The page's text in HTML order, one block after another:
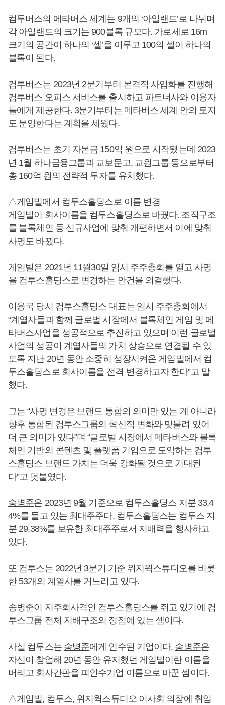
컴투버스의 메타버스 세계는 9개의 ‘아일랜드’로 나뉘며
각 아일랜드의 크기는 900블록 규모다. 가로세로 16m
크기의 공간이 하나의 ‘셀’을 이루고 100의 셀이 하나의
블록이 된다.
컴투버스는 2023년 2분기부터 본격적 사업화를 진행해
컴투버스 오피스 서비스를 출시하고 파트너사와 이용자
들에게 제공한다. 3분기부터는 메타버스 세계 안의 토지
도 분양한다는 계획을 세웠다.
컴투버스는 초기 자본금 150억 원으로 시작됐는데 2023
년 1월 하나금융그룹과 교보문고, 교원그룹 등으로부터
총 160억 원의 전략적 투자를 유치했다.
△게임빌에서 컴투스홀딩스로 이름 변경
게임빌이 회사이름을 컴투스홀딩스로 바꿨다. 조직구조
를 블록체인 등 신규사업에 맞춰 개편하면서 이에 맞춰
사명도 바꿨다.
게임빌은 2021년 11월30일 임시 주주총회를 열고 사명
을 컴투스홀딩스로 변경하는 안건을 의결했다.
이용국 당시 컴투스홀딩스 대표는 임시 주주총회에서
“계열사들과 함께 글로벌 시장에서 블록체인 게임 및 메
타버스사업을 성공적으로 추진하고 있으며 이런 글로벌
사업의 성공이 계열사들의 가치 상승으로 연결될 수 있
도록 지난 20년 동안 소중히 성장시켜온 게임빌에서 컴
투스홀딩스로 회사이름을 전격 변경하고자 한다”고 말
했다.
그는 “사명 변경은 브랜드 통합의 의미만 있는 게 아니라
향후 통합된 컴투스그룹의 혁신적 변화와 맞물려 있어
더 큰 의미가 있다”며 “글로벌 시장에서 메타버스와 블록
체인 기반의 콘텐츠 및 플랫폼 기업으로 도약하는 컴투
스홀딩스 브랜드 가치는 더욱 강화될 것으로 기대된
다”고 덧붙였다.
송병준은 2023년 9월 기준으로 컴투스홀딩스 지분 33.4
4%를 들고 있는 최대주주다. 컴투스홀딩스는 컴투스 지
분 29.38%를 보유한 최대주주로서 지배력을 행사하고
있다.
또 컴투스는 2022년 3분기 기준 위지윅스튜디오를 비롯
한 53개의 계열사를 거느리고 있다.
송병준이 지주회사격인 컴투스홀딩스를 쥐고 있기에 컴
투스그룹 전체 지배구조의 정점에 있는 셈이다.
사실 컴투스는 송병준에게 인수된 기업이다. 송병준은
자신이 창업해 20년 동안 유지했던 게임빌이란 이름을
버리고 회사간판을 피인수기업 이름으로 바꾼 셈이다.
△게임빌, 컴투스, 위지윅스튜디오 이사회 의장에 취임